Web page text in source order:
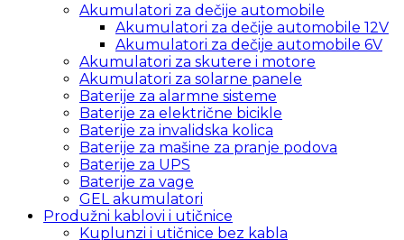
Akumulatori za dečije automobile
Akumulatori za dečije automobile 12V
Akumulatori za dečije automobile 6V
Akumulatori za skutere i motore
Akumulatori za solarne panele
Baterije za alarmne sisteme
Baterije za električne bicikle
Baterije za invalidska kolica
Baterije za mašine za pranje podova
Baterije za UPS
Baterije za vage
GEL akumulatori
Produžni kablovi i utičnice
Kuplunzi i utičnice bez kabla